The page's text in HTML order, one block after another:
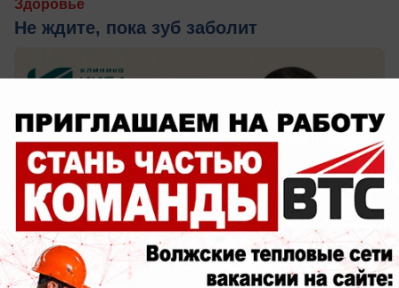
Здоровье
Не ждите, пока зуб заболит